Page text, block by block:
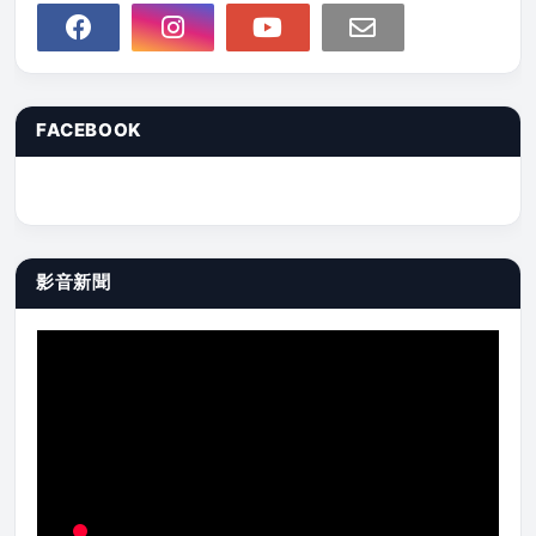
FACEBOOK
影音新聞